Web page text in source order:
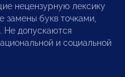
нецензурную лексику
замены букв точками,
допускаются
и социальной